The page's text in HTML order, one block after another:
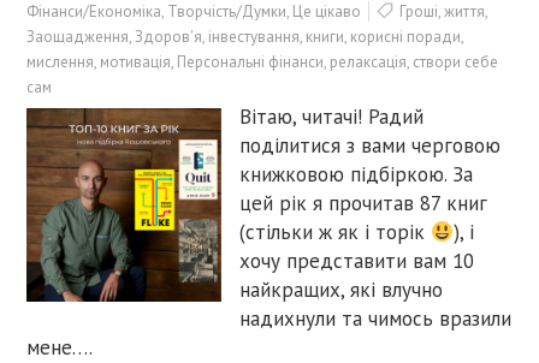
Фінанси/Економіка, Творчість/Думки, Це цікаво Гроші,життя,
Заощадження,Здоров'я, інвестування, книги, корисні поради,
мислення, мотивація, Персональні фінанси, релаксація, створи себе
сам
Вітаю, читачі! Радий
поділитися з вами черговою
книжковою підбіркою. За
цей рік я прочитав 87 книг
(стільки ж як і торік
), і
хочу представити вам 10
найкращих, які влучно
надихнули та чимось вразили
мене….